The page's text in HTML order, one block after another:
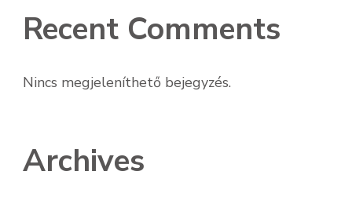
Recent Comments
Nincs megjeleníthető bejegyzés.
Archives